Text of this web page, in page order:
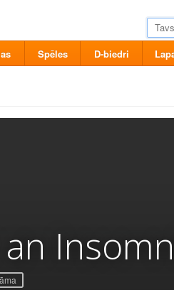
Spēles D-biedri